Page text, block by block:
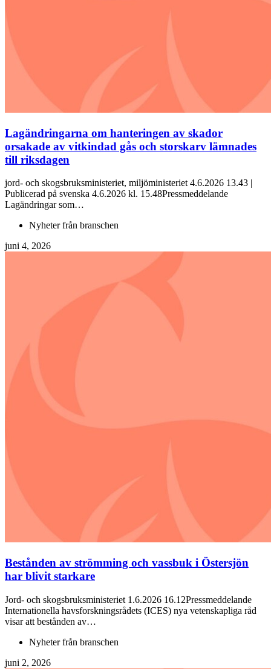
Lagändringarna om hanteringen av skador
orsakade av vitkindad gås och storskarv lämnades
till riksdagen
jord- och skogsbruksministeriet, miljöministeriet 4.6.2026 13.43 |
Publicerad på svenska 4.6.2026 kl. 15.48Pressmeddelande
Lagändringar som…
Nyheter från branschen
juni 4, 2026
Bestånden av strömming och vassbuk i Östersjön
har blivit starkare
Jord- och skogsbruksministeriet 1.6.2026 16.12Pressmeddelande
Internationella havsforskningsrådets (ICES) nya vetenskapliga råd
visar att bestånden av…
Nyheter från branschen
juni 2, 2026